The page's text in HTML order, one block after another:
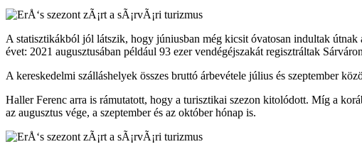
A statisztikákból jól látszik, hogy júniusban még kicsit óvatosan indultak
évet: 2021 augusztusában például 93 ezer vendégéjszakát regisztráltak
A kereskedelmi szálláshelyek összes bruttó árbevétele július és szeptember
Haller Ferenc arra is rámutatott, hogy a turisztikai szezon kitolódott. Míg a
az augusztus vége, a szeptember és az október hónap is.